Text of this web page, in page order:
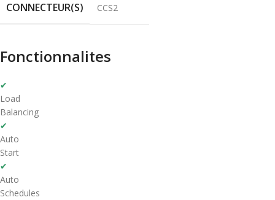
CONNECTEUR(S) CCS2
Fonctionnalites
✔
Load
Balancing
✔
Auto
Start
✔
Auto
Schedules